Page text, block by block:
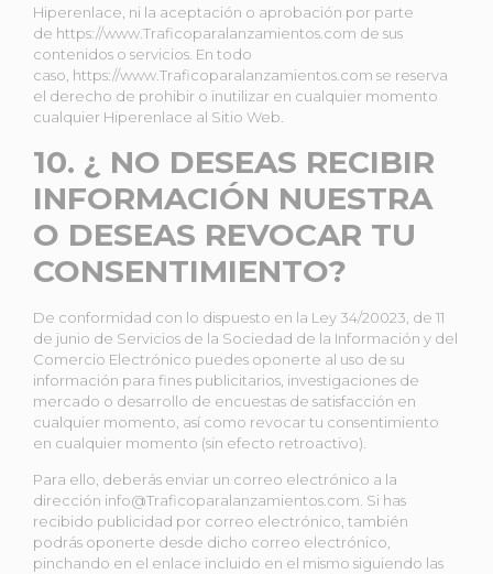
Hiperenlace, ni la aceptación o aprobación por parte
de https://www.Traficoparalanzamientos.com de sus
contenidos o servicios. En todo
caso, https://www.Traficoparalanzamientos.com se reserva
el derecho de prohibir o inutilizar en cualquier momento
cualquier Hiperenlace al Sitio Web.
10. ¿ NO DESEAS RECIBIR
INFORMACIÓN NUESTRA
O DESEAS REVOCAR TU
CONSENTIMIENTO?
De conformidad con lo dispuesto en la Ley 34/20023, de 11
de junio de Servicios de la Sociedad de la Información y del
Comercio Electrónico puedes oponerte al uso de su
información para fines publicitarios, investigaciones de
mercado o desarrollo de encuestas de satisfacción en
cualquier momento, así como revocar tu consentimiento
en cualquier momento (sin efecto retroactivo).
Para ello, deberás enviar un correo electrónico a la
dirección info@Traficoparalanzamientos.com. Si has
recibido publicidad por correo electrónico, también
podrás oponerte desde dicho correo electrónico,
pinchando en el enlace incluido en el mismo siguiendo las